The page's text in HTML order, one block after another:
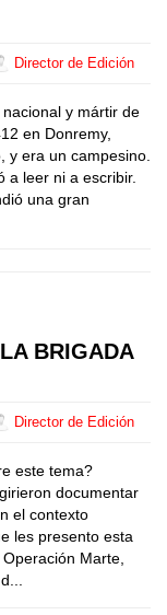
Director de Edición
y mártir de
en Donremy,
y era un campesino.
a leer ni a escribir.
una gran
BRIGADA
Director de Edición
este tema?
documentar
el contexto
les presento esta
Marte,